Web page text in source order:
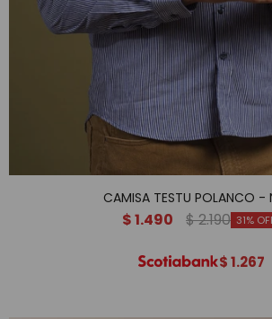
CAMISA TESTU POLANCO -
$1.490 $2.190 31
$1.267